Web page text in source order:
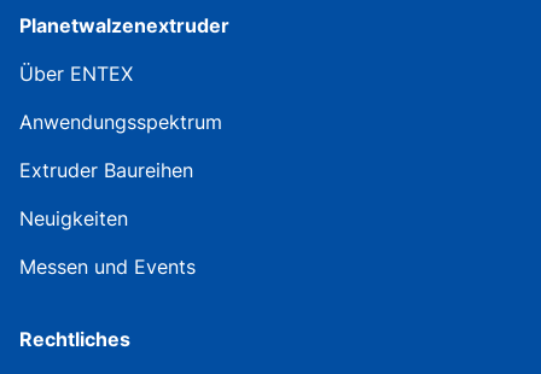
Planetwalzenextruder
Über ENTEX
Anwendungsspektrum
Extruder Baureihen
Neuigkeiten
Messen und Events
Rechtliches